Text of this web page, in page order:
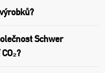
Schwer